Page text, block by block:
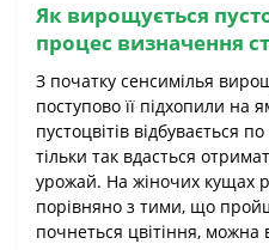
Як вирощується
процес визначення
З початку сенсимілья
поступово її підхопили на
пустоцвітів відбувається
тільки так вдасться
урожай. На жіночих кущах
порівняно з тими, що
почнеться цвітіння,